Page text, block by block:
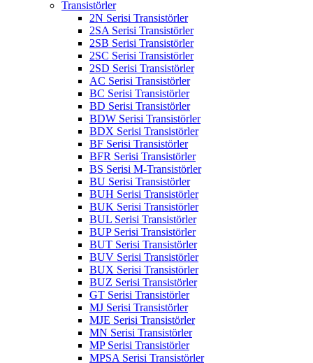
Transistörler
2N Serisi Transistörler
2SA Serisi Transistörler
2SB Serisi Transistörler
2SC Serisi Transistörler
2SD Serisi Transistörler
AC Serisi Transistörler
BC Serisi Transistörler
BD Serisi Transistörler
BDW Serisi Transistörler
BDX Serisi Transistörler
BF Serisi Transistörler
BFR Serisi Transistörler
BS Serisi M-Transistörler
BU Serisi Transistörler
BUH Serisi Transistörler
BUK Serisi Transistörler
BUL Serisi Transistörler
BUP Serisi Transistörler
BUT Serisi Transistörler
BUV Serisi Transistörler
BUX Serisi Transistörler
BUZ Serisi Transistörler
GT Serisi Transistörler
MJ Serisi Transistörler
MJE Serisi Transistörler
MN Serisi Transistörler
MP Serisi Transistörler
MPSA Serisi Transistörler